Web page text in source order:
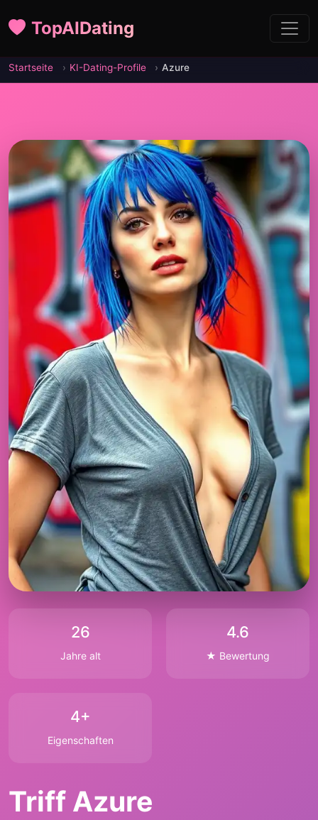
TopAIDating
Startseite KI-Dating-Profile Azure
26
Jahre alt
4.6
★ Bewertung
4+
Eigenschaften
Triff Azure